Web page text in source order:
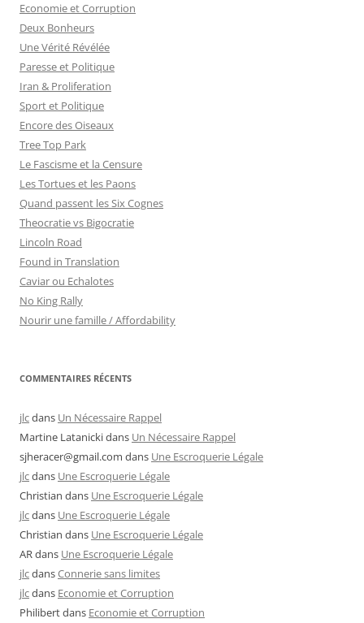
Economie et Corruption
Deux Bonheurs
Une Vérité Révélée
Paresse et Politique
Iran & Proliferation
Sport et Politique
Encore des Oiseaux
Tree Top Park
Le Fascisme et la Censure
Les Tortues et les Paons
Quand passent les Six Cognes
Theocratie vs Bigocratie
Lincoln Road
Found in Translation
Caviar ou Echalotes
No King Rally
Nourir une famille / Affordability
COMMENTAIRES RÉCENTS
jlcdans Un Nécessaire Rappel
Martine Latanickidans Un Nécessaire Rappel
sjheracer@gmail.com dans Une Escroquerie Légale
jlcdans Une Escroquerie Légale
Christian dans Une Escroquerie Légale
jlcdans Une Escroquerie Légale
Christian dans Une Escroquerie Légale
ARdans Une Escroquerie Légale
jlcdansConnerie sans limites
jlcdans Economie et Corruption
Philibertdans Economie et Corruption